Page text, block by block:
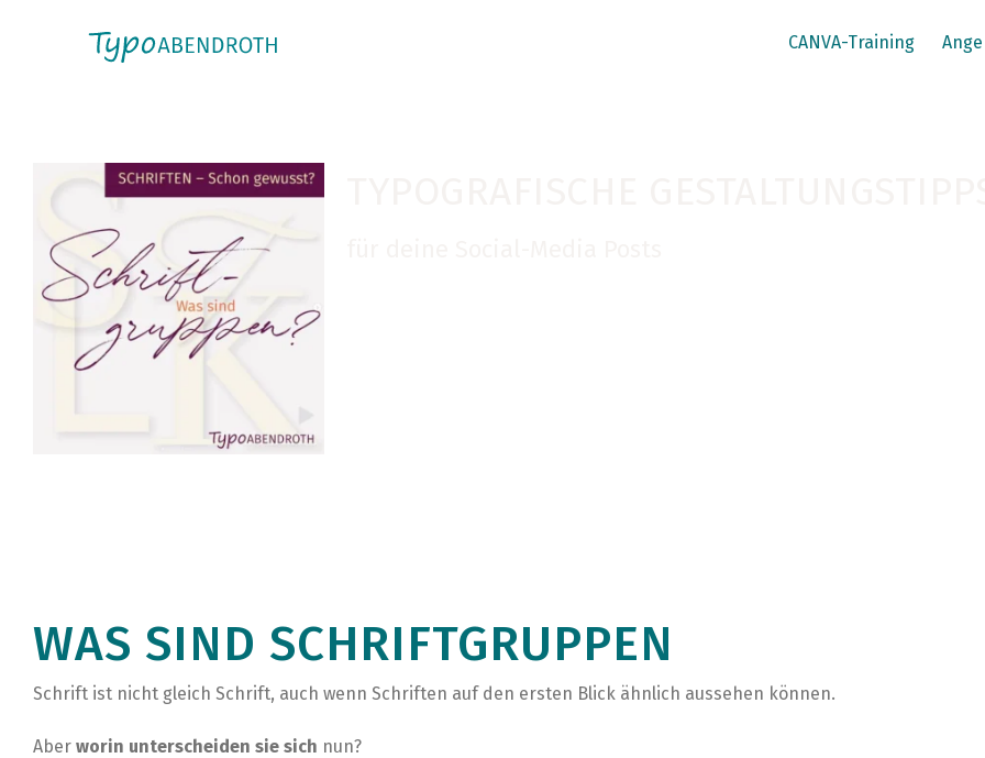
CANVA-Training
WAS SIND SCHRIFTGRUPPEN
Schrift ist nicht gleich Schrift, auch wenn Schriften auf den ersten Blick ähnlich aussehen können.
Aber worin unterscheiden sie sich nun?